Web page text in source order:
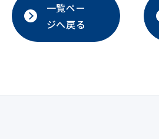
一覧ペー
ジへ戻る